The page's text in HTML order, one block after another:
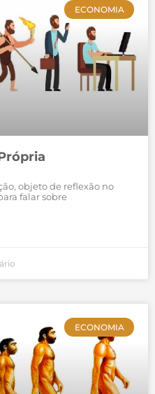
ECONOMIA
objeto de reflexão no
falar sobre
ECONOMIA